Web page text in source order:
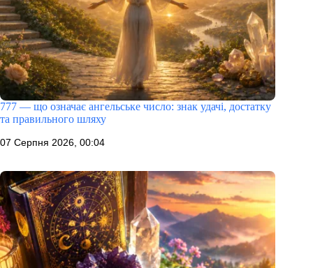
777 — що означає ангельське число: знак удачі, достатку
та правильного шляху
07 Серпня 2026, 00:04